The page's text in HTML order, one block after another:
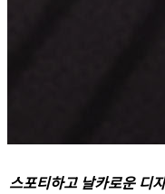
스포티하고 날카로운 디